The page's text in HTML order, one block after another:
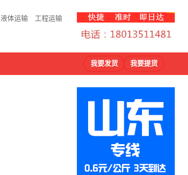
液体运输 工程运输
我要发货 我要提货